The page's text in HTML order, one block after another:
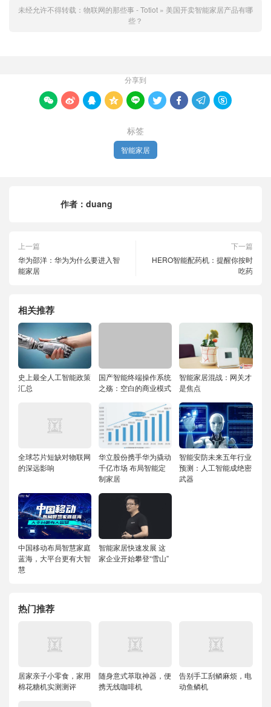
未经允许不得转载： 物联网的那些事 - Totiot » 美国开卖智能家居产品有哪
些？
分享到
        
标签
智能家居
作者： duang
上一篇
华为邵洋：华为为什么要进入智
能家居
下一篇
HERO智能配药机：提醒你按时
吃药
相关推荐
史上最全人工智能政策
汇总
国产智能终端操作系统
之殇：空白的商业模式
智能家居混战：网关才
是焦点
全球芯片短缺对物联网
的深远影响
华立股份携手华为撬动
千亿市场 布局智能定
制家居
智能安防未来五年行业
预测：人工智能成绝密
武器
中国移动布局智慧家庭
蓝海，大平台更有大智
慧
智能家居快速发展 这
家企业开始攀登“雪山”
热门推荐
居家亲子小零食，家用
棉花糖机实测测评
随身意式萃取神器，便
携无线咖啡机
告别手工刮鳞麻烦，电
动鱼鳞机